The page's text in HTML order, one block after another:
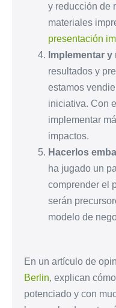
y reducción de
materiales
presentación
Implementar
resultados y
estamos
iniciativa. Con
implementar
impactos.
Hacerlos
ha jugado un
comprender el
serán
modelo de
En un artículo de
Berlin, explican
potenciado y con